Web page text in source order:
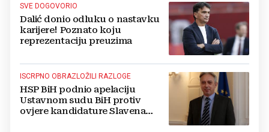
SVE DOGOVORIO
Dalić donio odluku o nastavku
karijere! Poznato koju
reprezentaciju preuzima
ISCRPNO OBRAZLOŽILI RAZLOGE
HSP BiH podnio apelaciju
Ustavnom sudu BiH protiv
ovjere kandidature Slavena